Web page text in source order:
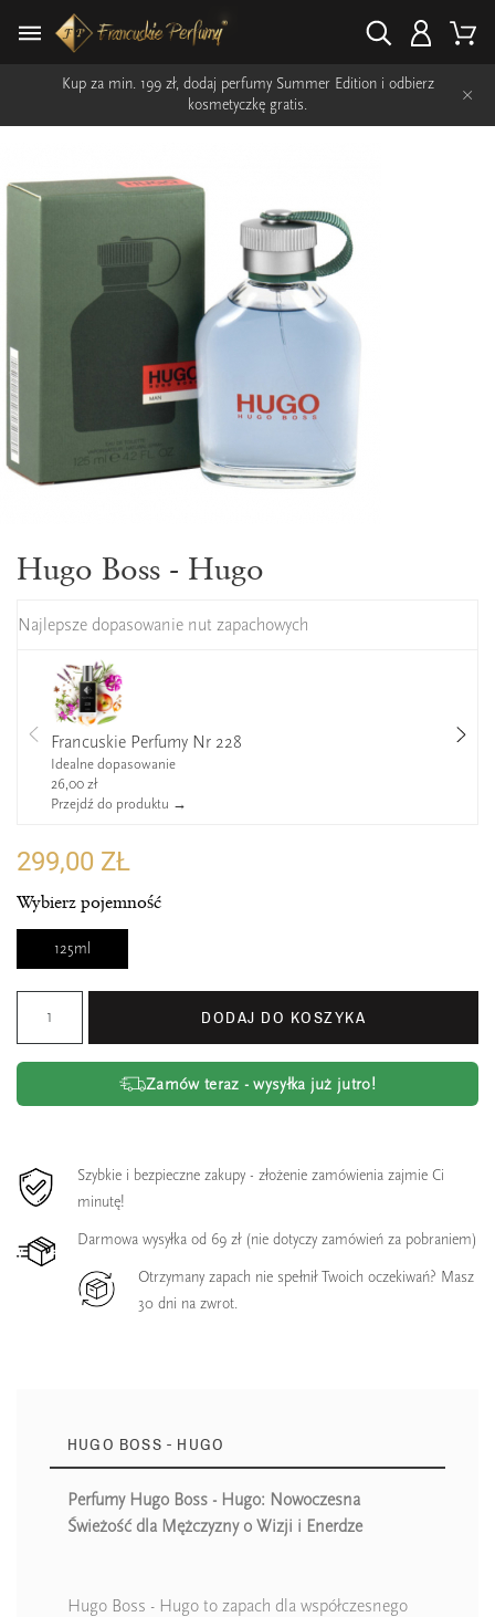
Kup za min. 199 zł, dodaj perfumy Summer Edition i odbierz
kosmetyczkę gratis.
×
Hugo Boss - Hugo
Najlepsze dopasowanie nut zapachowych
Francuskie Perfumy Nr 228
Idealne dopasowanie
26,00 zł
Przejdź do produktu →
299,00 ZŁ
Wybierz pojemność
125ml
DODAJ DO KOSZYKA
Zamów teraz - wysyłka już jutro!
Szybkie i bezpieczne zakupy - złożenie zamówienia zajmie Ci
minutę!
Darmowa wysyłka od 69 zł (nie dotyczy zamówień za pobraniem)
Otrzymany zapach nie spełnił Twoich oczekiwań? Masz
30 dni na zwrot.
HUGO BOSS - HUGO
Perfumy Hugo Boss - Hugo: Nowoczesna
Świeżość dla Mężczyzny o Wizji i Enerdze
Hugo Boss - Hugo to zapach dla współczesnego